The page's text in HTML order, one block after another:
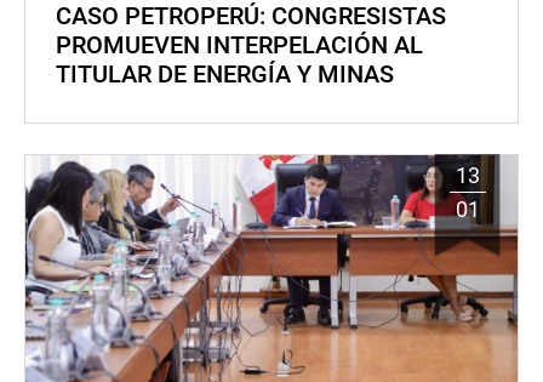
CASO PETROPERÚ: CONGRESISTAS
PROMUEVEN INTERPELACIÓN AL
TITULAR DE ENERGÍA Y MINAS
13
01